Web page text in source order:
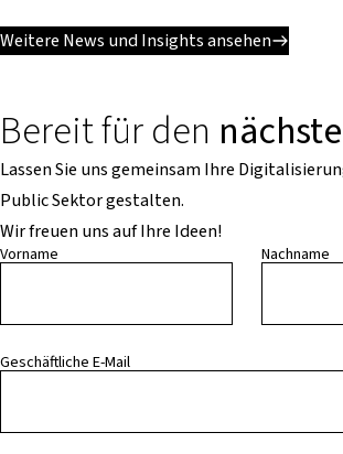
Weitere News und Insights ansehen
Bereit für den
Lassen Sie uns gemeinsam Ihre
Public Sektor gestalten.
Wir freuen uns auf Ihre Ideen!
Vorname Nachname
Geschäftliche E-Mail